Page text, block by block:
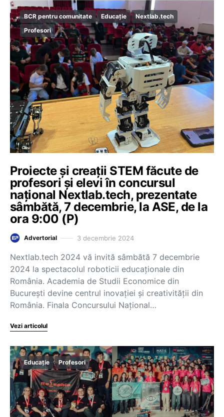
BCR pentru comunitate Educație
Nextlab.tech
Profesori
Proiecte și creații STEM făcute de
profesori și elevi în concursul
național Nextlab.tech, prezentate
sâmbătă, 7 decembrie, la ASE, de la
ora 9:00 (P)
Advertorial 3 decembrie 2024
Nextlab.tech 2024 vă invită sâmbătă 7 decembrie
2024 la spectacolul roboticii educaționale din
România. Academia de Studii Economice din
București devine centrul inovației și creativității din
România. Finala Concursului Național…
Vezi articolul
Educație Profesori